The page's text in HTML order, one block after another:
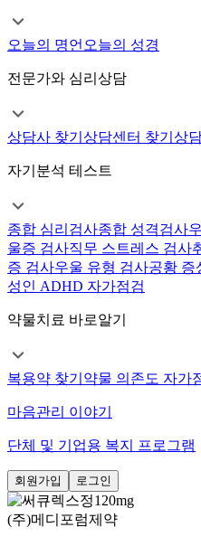
오늘의 명언 오늘의 성경
전문가와 심리상담
상담사 찾기 상담센터 찾기 상
자기분석 테스트
종합 심리검사종합 성격검사
울증 검사직무 스트레스 검사
증 검사우울 유형 검사공황 증
성인 ADHD 자가점검
약물치료 바로알기
복용약 찾기 약물 의존도 자가
마음관리 이야기
단체 및 기업용 복지 프로그램
회원가입 로그인
(주)메디포럼제약